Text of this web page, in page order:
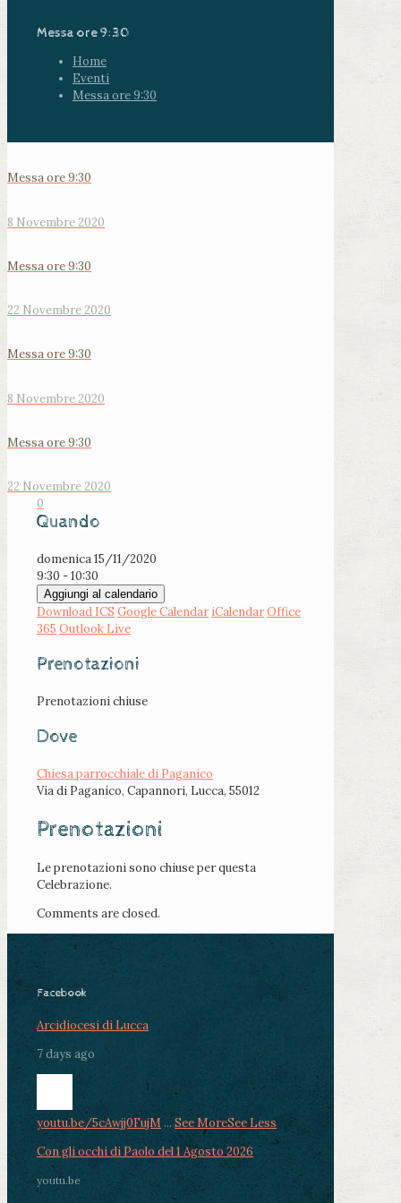
Messa ore 9:30
Home
Eventi
Messa ore 9:30
Messa ore 9:30
8 Novembre 2020
Messa ore 9:30
22 Novembre 2020
Messa ore 9:30
8 Novembre 2020
Messa ore 9:30
22 Novembre 2020
0
Quando
domenica 15/11/2020
9:30 - 10:30
Aggiungi al calendario
Download ICS Google Calendar iCalendarOffice
365 Outlook Live
Prenotazioni
Prenotazioni chiuse
Dove
Chiesa parrocchiale di Paganico
Via di Paganico, Capannori, Lucca, 55012
Prenotazioni
Le prenotazioni sono chiuse per questa
Celebrazione.
Comments are closed.
Facebook
Arcidiocesi di Lucca
7 days ago
youtu.be/5cAwjj0FujM ... See MoreSee Less
Con gli occhi di Paolo del 1 Agosto 2026
youtu.be